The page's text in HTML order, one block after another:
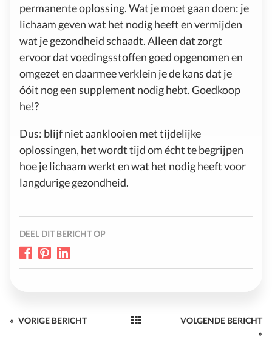
permanente oplossing. Wat je moet gaan doen: je
lichaam geven wat het nodig heeft en vermijden
wat je gezondheid schaadt. Alleen dat zorgt
ervoor dat voedingsstoffen goed opgenomen en
omgezet en daarmee verklein je de kans dat je
óóit nog een supplement nodig hebt. Goedkoop
he!?
Dus: blijf niet aanklooien met tijdelijke
oplossingen, het wordt tijd om écht te begrijpen
hoe je lichaam werkt en wat het nodig heeft voor
langdurige gezondheid.
DEEL DIT BERICHT OP
« VORIGE BERICHT
VOLGENDE BERICHT
»